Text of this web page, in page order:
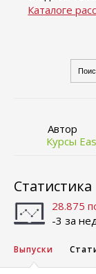
Каталоге
Автор
Курсы
Статистика
28.875
-3 за
Выпуски